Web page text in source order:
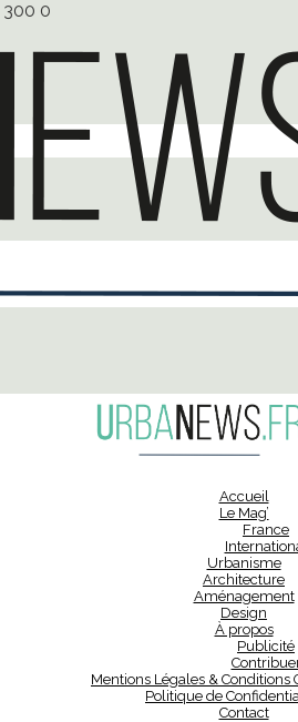
300 0
Accueil
Le Mag’
France
Urbanisme
Architecture
Aménagement
Design
À propos
Publicité
Mentions Légales & Conditions
Politique de
Contact